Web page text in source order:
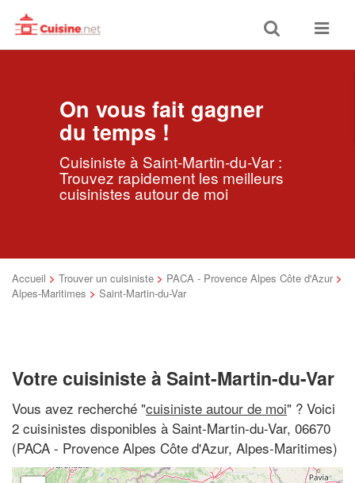
Toggle
search
Toggle
On vous fait gagner
du temps !
Cuisiniste à Saint-Martin-du-Var :
Trouvez rapidement les meilleurs
cuisinistes autour de moi
Accueil > Trouver un cuisiniste > PACA - Provence Alpes Côte d'Azur >
Alpes-Maritimes > Saint-Martin-du-Var
Votre cuisiniste à Saint-Martin-du-Var
Vous avez recherché "cuisiniste autour de moi" ? Voici
2 cuisinistes disponibles à Saint-Martin-du-Var, 06670
(PACA - Provence Alpes Côte d'Azur, Alpes-Maritimes)